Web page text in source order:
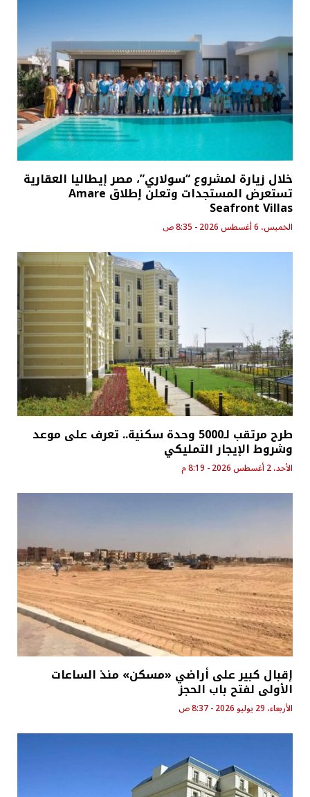
خلال زيارة لمشروع “سولاري”، مصر إيطاليا العقارية
تستعرض المستجدات وتعلن إطلاق Amare
Seafront Villas
الخميس، 6 أغسطس 2026 - 8:35 ص
طرح مرتقب لـ5000 وحدة سكنية.. تعرف على موعد
وشروط الإيجار التمليكي
الأحد، 2 أغسطس 2026 - 8:19 م
إقبال كبير على أراضي «مسكن» منذ الساعات
الأولى لفتح باب الحجز
الأربعاء، 29 يوليو 2026 - 8:37 ص